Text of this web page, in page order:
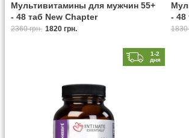
Мультивитамины для мужчин 55+
- 48 таб New Chapter
2360 грн. 1820 грн.
- 48
1830
1-2
дня